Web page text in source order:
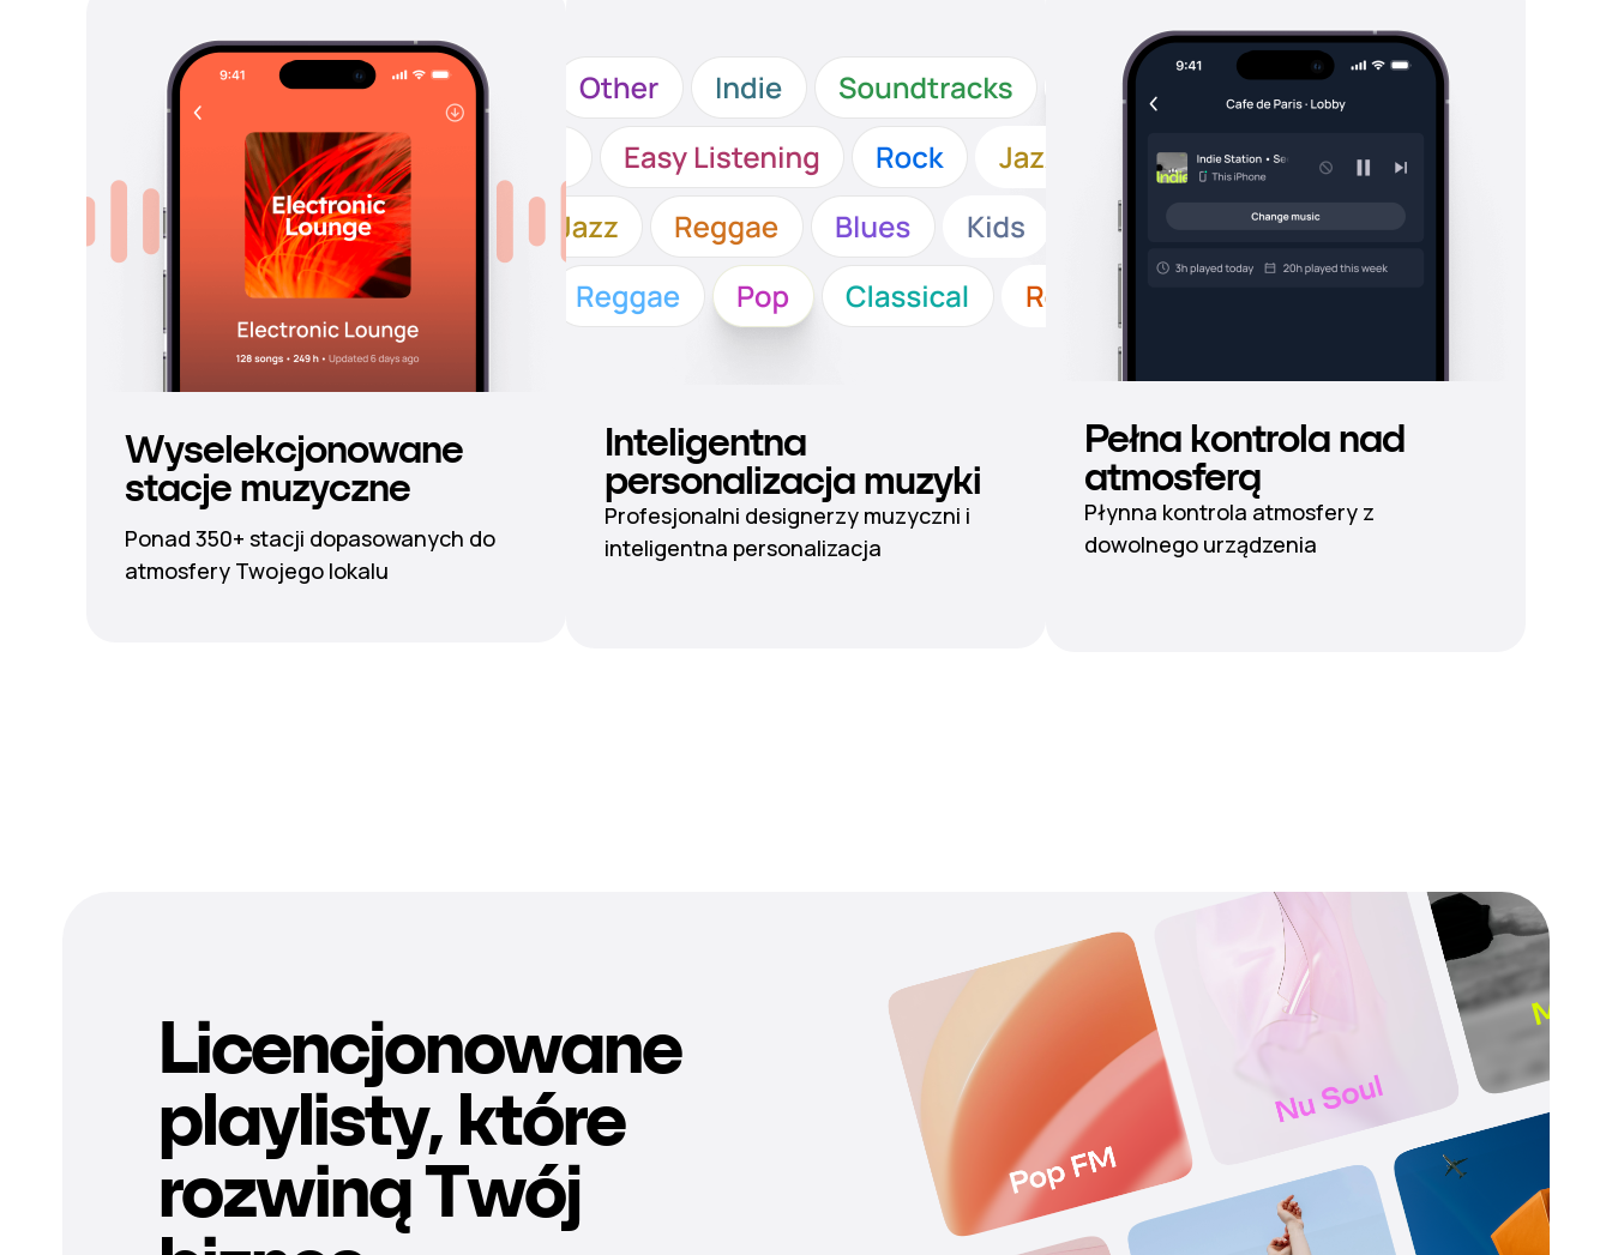
Wyselekcjonowane
stacje muzyczne
Ponad 350+ stacji dopasowanych do
atmosfery Twojego lokalu
Inteligentna
personalizacja muzyki
Profesjonalni designerzy muzyczni i
inteligentna personalizacja
Pełna kontrola nad
atmosferą
Płynna kontrola atmosfery z
dowolnego urządzenia
Licencjonowane
playlisty, które
rozwiną Twój